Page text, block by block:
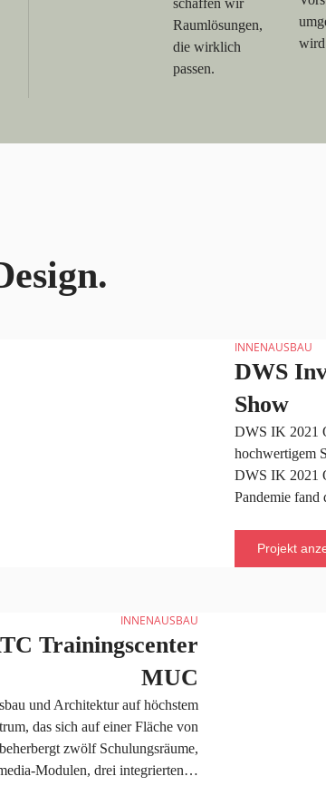
schaffen wir
Raumlösungen,
die wirklich
passen.
INNENAUSBAU
DWS
Show
DWS IK 2021
hochwertigem
DWS IK 2021
Pandemie
Projekt
INNENAUSBAU
Trainingscenter
MUC
und Architektur auf höchstem
das sich auf einer Fläche von
zwölf Schulungsräume,
Modulen, drei integrierten…